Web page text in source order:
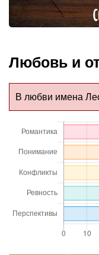
Любовь и
В любви имена